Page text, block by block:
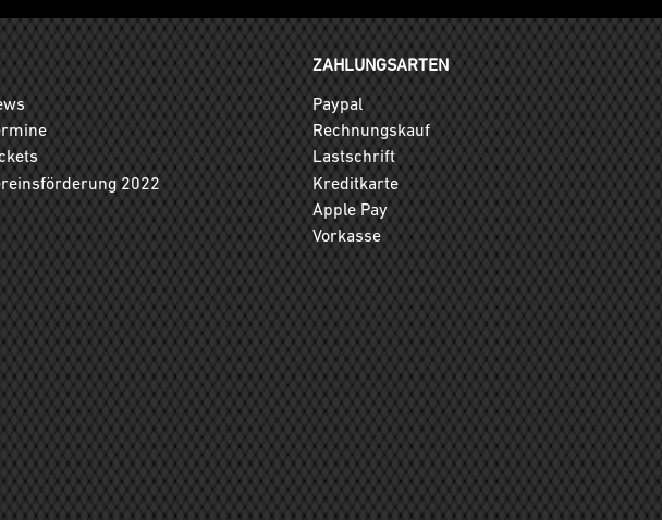
2022
ZAHLUNGSARTEN
Paypal
Rechnungskauf
Lastschrift
Kreditkarte
Apple Pay
Vorkasse